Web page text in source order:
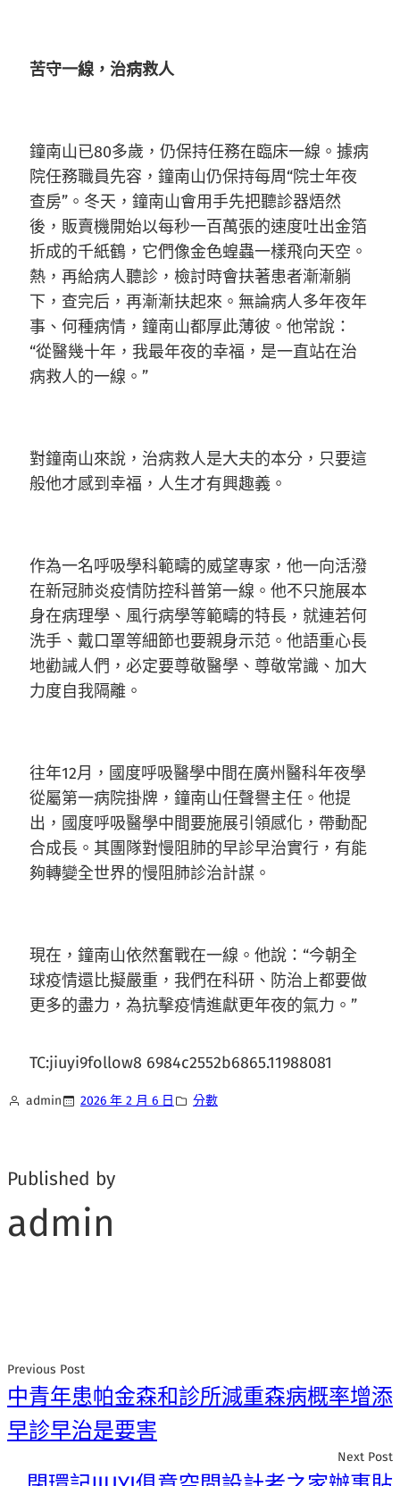
苦守一線，治病救人
鐘南山已80多歲，仍保持任務在臨床一線。據病
院任務職員先容，鐘南山仍保持每周“院士年夜
查房”。冬天，鐘南山會用手先把聽診器焐然
後，販賣機開始以每秒一百萬張的速度吐出金箔
折成的千紙鶴，它們像金色蝗蟲一樣飛向天空。
熱，再給病人聽診，檢討時會扶著患者漸漸躺
下，查完后，再漸漸扶起來。無論病人多年夜年
事、何種病情，鐘南山都厚此薄彼。他常說：
“從醫幾十年，我最年夜的幸福，是一直站在治
病救人的一線。”
對鐘南山來說，治病救人是大夫的本分，只要這
般他才感到幸福，人生才有興趣義。
作為一名呼吸學科範疇的威望專家，他一向活潑
在新冠肺炎疫情防控科普第一線。他不只施展本
身在病理學、風行病學等範疇的特長，就連若何
洗手、戴口罩等細節也要親身示范。他語重心長
地勸誡人們，必定要尊敬醫學、尊敬常識、加大
力度自我隔離。
往年12月，國度呼吸醫學中間在廣州醫科年夜學
從屬第一病院掛牌，鐘南山任聲譽主任。他提
出，國度呼吸醫學中間要施展引領感化，帶動配
合成長。其團隊對慢阻肺的早診早治實行，有能
夠轉變全世界的慢阻肺診治計謀。
現在，鐘南山依然奮戰在一線。他說：“今朝全
球疫情還比擬嚴重，我們在科研、防治上都要做
更多的盡力，為抗擊疫情進獻更年夜的氣力。”
TC:jiuyi9follow8 6984c2552b6865.11988081
admin 2026 年 2 月 6 日 分數
Published by
admin
Previous Post
中青年患帕金森和診所減重森病概率增添
早診早治是要害
Next Post